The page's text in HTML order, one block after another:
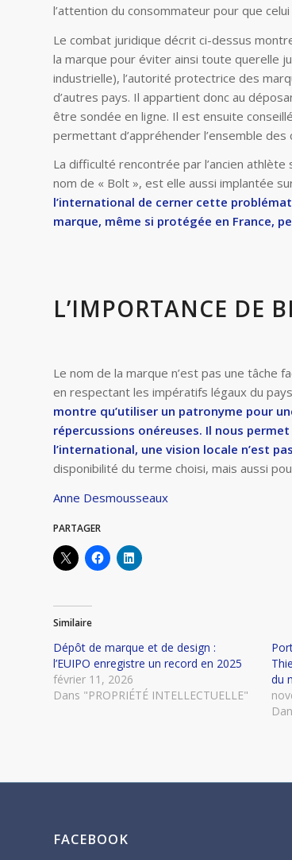
l’attention du consommateur pour que
Le combat juridique décrit ci-dessus
la marque pour éviter ainsi toute querelle
industrielle), l’autorité protectrice des
d’autres pays. Il appartient donc au
être sondée en ligne. Il est ensuite
permettant d’appréhender l’ensemble
La difficulté rencontrée par l’ancien
nom de « Bolt », est elle aussi implantée
l’international de cerner cette
marque, même si protégée en France,
L’IMPORTANCE DE
Le nom de la marque n’est pas une tâche
en respectant les impératifs légaux du
montre qu’utiliser un patronyme pour
répercussions onéreuses. Il nous
l’international, une vision locale n’est
disponibilité du terme choisi, mais aussi
Anne Desmousseaux
PARTAGER
Similaire
Dépôt de marque et de design :
l’EUIPO enregistre un record en 2025
février 11, 2026
Dans "PROPRIÉTÉ INTELLECTUELLE"
du
FACEBOOK